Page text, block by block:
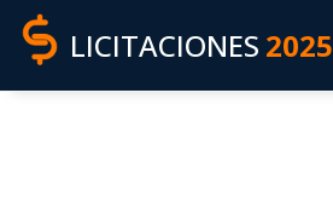
LICITACIONES 2025